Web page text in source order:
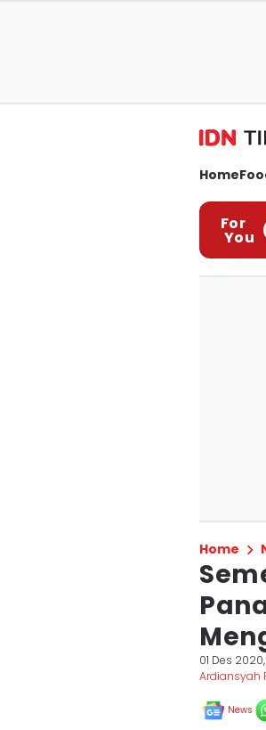
Home
For
You
Home
01 Des 2020,
Ardiansyah
News